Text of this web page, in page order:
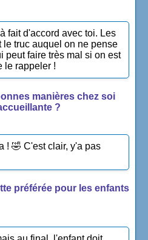
fait d'accord avec toi. Les
le truc auquel on ne pense
peut faire très mal si on est
le rappeler !
manières chez soi
?
! 🤣 C'est clair, y'a pas
préférée pour les enfants